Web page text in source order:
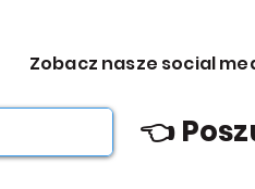
Zobacz nasze social
👈